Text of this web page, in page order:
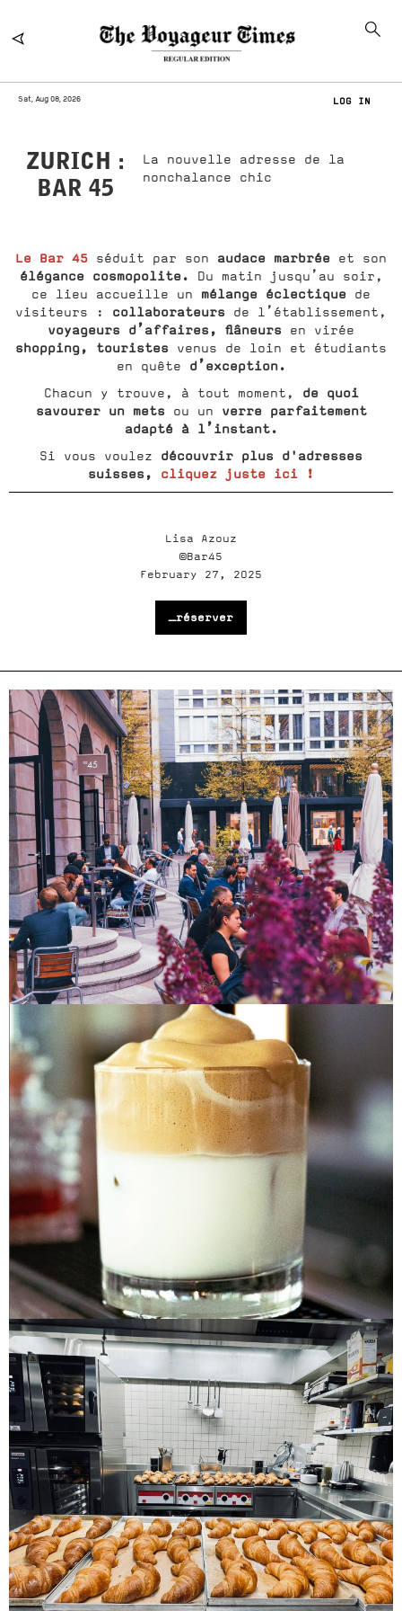
Sat, Aug 08, 2026 LOG IN
ZURICH :
BAR 45
La nouvelle adresse de la
nonchalance chic
Le Bar 45 séduit par son audace marbrée et son
élégance cosmopolite. Du matin jusqu’au soir,
ce lieu accueille un mélange éclectique de
visiteurs : collaborateurs de l’établissement,
voyageurs d’affaires, flâneurs en virée
shopping, touristes venus de loin et étudiants
en quête d’exception.
Chacun y trouve, à tout moment, de quoi
savourer un mets
ou un verre parfaitement
adapté à l’instant.
Si vous voulez découvrir plus d'adresses
suisses, cliquez juste ici !
Lisa Azouz
©Bar45
February 27, 2025
_réserver